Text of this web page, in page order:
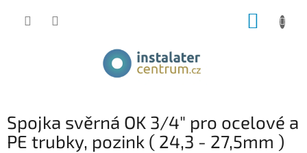
Spojka svěrná OK 3/4" pro ocelové a
PE trubky, pozink ( 24,3 - 27,5mm )